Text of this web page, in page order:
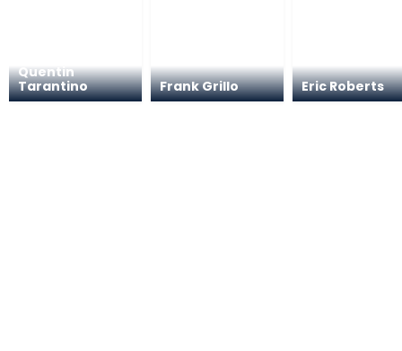
Quentin
Tarantino
Frank Grillo Eric Roberts